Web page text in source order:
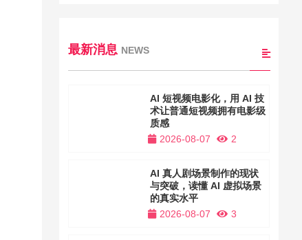
最新消息 NEWS
AI 短视频电影化，用 AI 技
术让普通短视频拥有电影级
质感
2026-08-07
2
AI 真人剧场景制作的现状
与突破，读懂 AI 虚拟场景
的真实水平
2026-08-07
3